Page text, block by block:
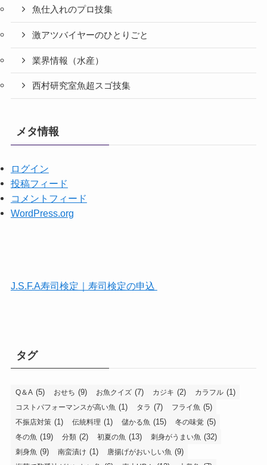
魚仕入れのプロ技集
激アツバイヤーのひとりごと
業界情報（水産）
西村研究室魚超スゴ技集
メタ情報
ログイン
投稿フィード
コメントフィード
WordPress.org
J.S.F.A寿司検定｜寿司検定の申込
タグ
Q＆A (5) おせち (9) お魚クイズ (7) カジキ (2) カラフル (1)
コストパフォーマンスが高い魚 (1) タラ (7) フライ魚 (5)
不振店対策 (1) 伝統料理 (1) 儲かる魚 (15) 冬の味覚 (5)
冬の魚 (19) 分類 (2) 初夏の魚 (13) 刺身がうまい魚 (32)
刺身魚 (9) 南蛮漬け (1) 唐揚げがおいしい魚 (9)